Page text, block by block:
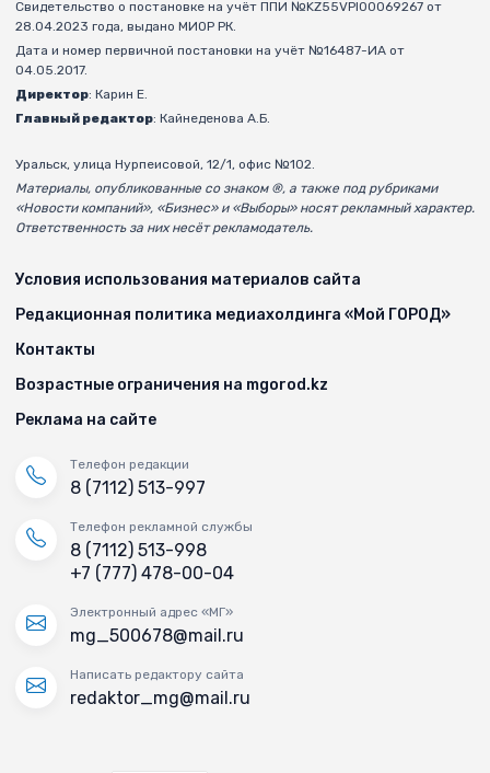
Свидетельство о постановке на учёт ППИ №KZ55VPI00069267 от
28.04.2023 года, выдано МИОР РК.
Дата и номер первичной постановки на учёт №16487-ИА от
04.05.2017.
Директор: Карин Е.
Главный редактор: Кайнеденова А.Б.
Уральск, улица Нурпеисовой, 12/1, офис №102.
Материалы, опубликованные со знаком ®, а также под рубриками
«Новости компаний», «Бизнес» и «Выборы» носят рекламный характер.
Ответственность за них несёт рекламодатель.
Условия использования материалов сайта
Редакционная политика медиахолдинга «Мой ГОРОД»
Контакты
Возрастные ограничения на mgorod.kz
Реклама на сайте
Телефон редакции
8 (7112) 513-997
Телефон рекламной службы
8 (7112) 513-998
+7 (777) 478-00-04
Электронный адрес «МГ»
mg_500678@mail.ru
Написать редактору сайта
redaktor_mg@mail.ru